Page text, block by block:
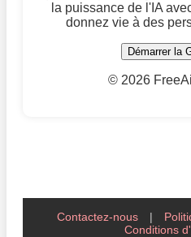
la puissance de l'IA
donnez vie à des
Démarrer la
© 2026
Contactez-nous |
Conditions